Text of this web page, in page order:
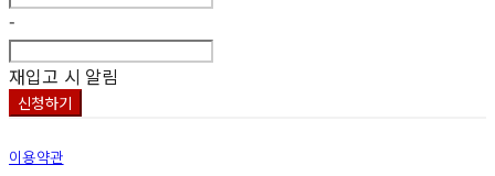
-
재입고 시 알림
신청하기
이용약관